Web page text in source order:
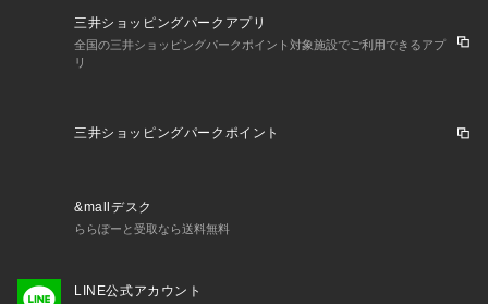
三井ショッピングパークアプリ
全国の三井ショッピングパークポイント対象施設でご利用できるアプ
リ
三井ショッピングパークポイント
&mallデスク
ららぽーと受取なら送料無料
LINE公式アカウント